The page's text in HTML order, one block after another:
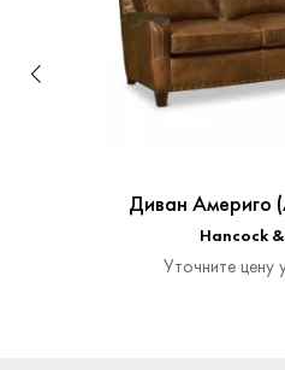
Диван Америго
Hancock
Уточните цену